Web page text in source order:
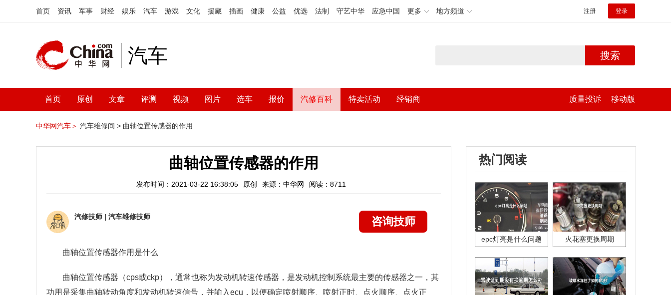
首页 资讯 军事 财经 娱乐 汽车 游戏 文化 援藏 插画 健康 公益 优选 法制 守艺中华 应急中国 更多 地方频道 注册 登录
汽车 搜索
首页 原创 文章 评测 视频 图片 选车 报价 汽修百科 特卖活动 经销商 质量投诉 移动版
中华网汽车＞ 汽车维修间 > 曲轴位置传感器的作用
曲轴位置传感器的作用
发布时间：2021-03-22 16:38:05 原创 来源：中华网 阅读：8711
汽修技师 | 汽车维修技师 咨询技师
曲轴位置传感器作用是什么
曲轴位置传感器（cps或ckp），通常也称为发动机转速传感器，是发动机控制系统最主要的传感器之一，其
功用是采集曲轴转动角度和发动机转速信号，并输入ecu，以便确定喷射顺序、喷射正时、点火顺序、点火正
热门阅读
epc灯亮是什么问题 火花塞更换周期